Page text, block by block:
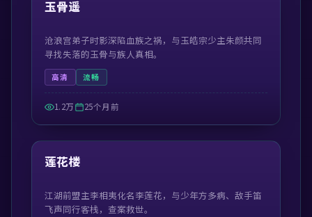
玉骨遥
沧浪宫弟子时影深陷血族之祸，与玉皓宗少主朱颜共同
寻找失落的玉骨与族人真相。
高清 流畅
1.2万 25个月前
精选
44:30
莲花楼
江湖前盟主李相夷化名李莲花，与少年方多病、敌手笛
飞声同行客栈，查案救世。